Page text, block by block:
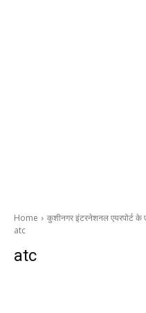
Home
कुशीनगर इंटरनेशनल एयरपोर्ट के
atc
atc